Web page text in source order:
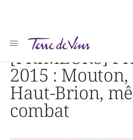
Accueil [PRIMEURS] Prix du 2015 : Mouton, Margaux,
[PRIMEURS]
2015 :
Haut-Brion,
combat